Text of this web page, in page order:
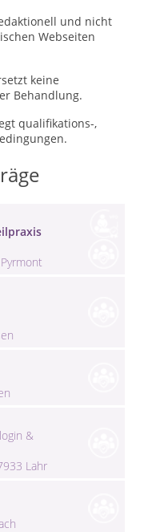
und nicht
Webseiten
keine
Behandlung.
qualifikations-,
&
Lahr